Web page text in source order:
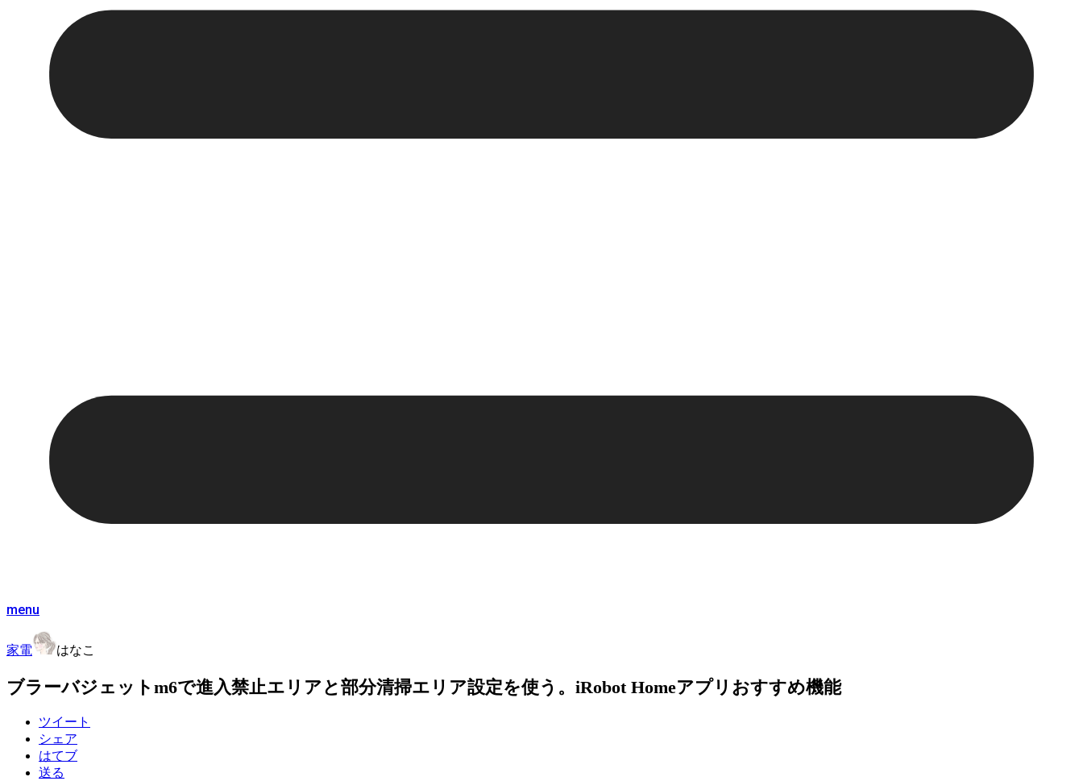
menu
家電 はなこ
ブラーバジェットm6で進入禁止エリアと部分清掃エリア設定を使う。iRobot Homeアプリおすすめ機能
ツイート
シェア
はてブ
送る